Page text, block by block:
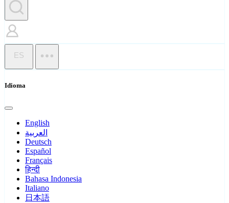
ES
Idioma
English
العربية
Deutsch
Español
Français
हिन्दी
Bahasa Indonesia
Italiano
日本語